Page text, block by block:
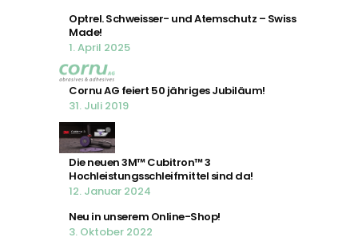
Optrel. Schweisser- und Atemschutz – Swiss
Made!
1. April 2025
Cornu AG feiert 50 jähriges Jubiläum!
31. Juli 2019
Die neuen 3M™ Cubitron™ 3
Hochleistungsschleifmittel sind da!
12. Januar 2024
Neu in unserem Online-Shop!
3. Oktober 2022